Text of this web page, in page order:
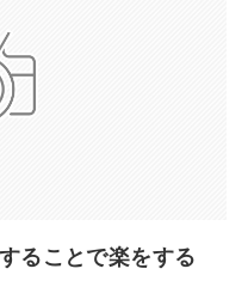
ることで楽をする